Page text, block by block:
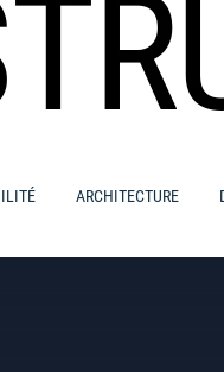
ARCHITECTURE